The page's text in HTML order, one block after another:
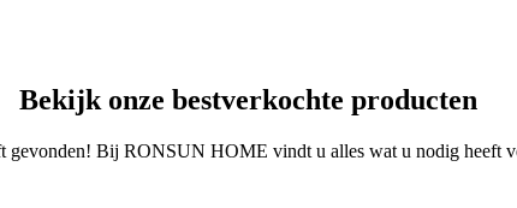
Bekijk onze bestverkochte producten
gevonden! Bij RONSUN HOME vindt u alles wat u nodig heeft